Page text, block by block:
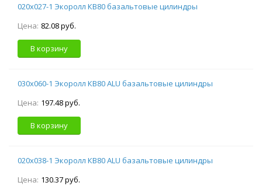
020х027-1 Экоролл КВ80 базальтовые цилиндры
Цена: 82.08 руб.
В корзину
030х060-1 Экоролл КВ80 ALU базальтовые цилиндры
Цена: 197.48 руб.
В корзину
020х038-1 Экоролл КВ80 ALU базальтовые цилиндры
Цена: 130.37 руб.